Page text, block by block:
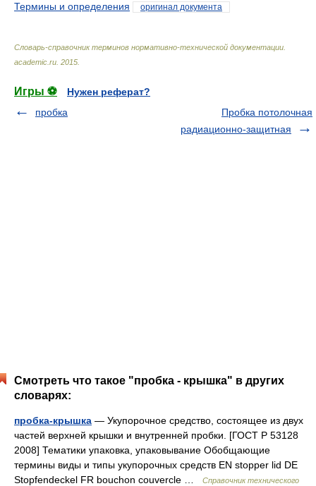
Термины и определения
оригинал документа
Словарь-справочник терминов нормативно-технической документации
academic.ru 2015
Игры ⚽
Нужен реферат?
пробка
Пробка потолочная
радиационно-защитная
Смотреть что такое "пробка - крышка" в других
словарях:
пробка-крышка — Укупорочное средство, состоящее из двух
частей верхней крышки и внутренней пробки. [ГОСТ Р 53128
2008] Тематики упаковка, упаковывание Обобщающие
термины виды и типы укупорочных средств EN stopper lid DE
Stopfendeckel FR bouchon couvercle …
Справочник технического